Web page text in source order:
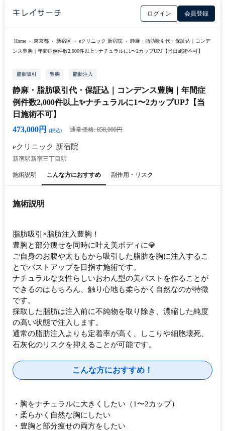
ログイン 会員登録
Home › 東京都 › 新宿区 › eクリニック 新宿院 › 静麻・脂肪吸引代・保証込｜コンデ
ンス豊胸｜年間症例件数2,000件以上✨ナチュラルに1〜2カップUP⤴︎【当日施術不可】
脂肪吸引 豊胸 脂肪注入
静麻・脂肪吸引代・保証込｜コンデンス豊胸｜年間症
例件数2,000件以上✨ナチュラルに1〜2カップUP⤴︎【当
日施術不可】
473,000円
(税込) 通常価格: 858,000円
eクリニック 新宿院
新宿駅新宿三丁目駅
施術説明 こんな方におすすめ 副作用・リスク
施術説明
脂肪吸引×脂肪注入豊胸！
豊胸と部分痩せを同時に叶え美ボディに💎
ご自身のお腹や太ももから吸引した脂肪を胸に注入するこ
とでバストアップを目指す施術です。
ナチュラルな女性らしいおわん型の美バストを作ることが
できるのはもちろん、触り心地も柔らかく自然なのが特徴
です。
採取した脂肪は注入前に不純物を取り除き、濃縮した純度
の高い状態で注入します。
通常の脂肪注入よりも定着率が高く、しこりや細胞壊死、
石灰化のリスクを抑えることが可能です。
こんな方におすすめ！
・胸をナチュラルに大きくしたい（1〜2カップ）
・柔らかく自然な胸にしたい
・豊胸と部分痩せの両方をしたい